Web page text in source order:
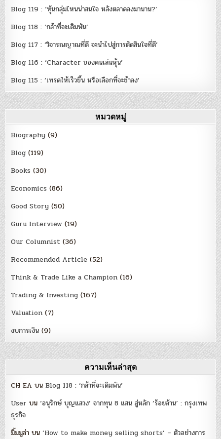
Blog 119 : ‘หุ้นกลุ่มไหนน่าสนใจ หลังตลาดลงมานาน?’
Blog 118 : ‘กล้าที่จะเดิมพัน’
Blog 117 : ‘วิจารณญาณที่ดี จะนำไปสู่การตัดสินใจที่ดี’
Blog 116 : ‘Character ของคนเล่นหุ้น’
Blog 115 : ‘เทรดให้เร็วขึ้น หรือเลือกที่จะช้าลง’
หมวดหมู่
Biography (9)
Blog (119)
Books (30)
Economics (86)
Good Story (50)
Guru Interview (19)
Our Columnist (36)
Recommended Article (52)
Think & Trade Like a Champion (16)
Trading & Investing (167)
Valuation (7)
งบการเงิน (9)
ความเห็นล่าสุด
CH EA บนBlog 118 : ‘กล้าที่จะเดิมพัน’
User บน‘อนุรักษ์ บุญแสวง’ จากทุน 8 แสน สู่หลัก ‘ร้อยล้าน’ : กรุงเทพ
ธุรกิจ
มิ้มมูล่า บน‘How to make money selling shorts’ – ตัวอย่างการ